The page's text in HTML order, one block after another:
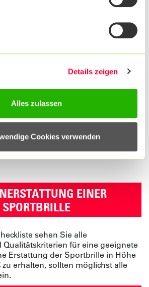
Details zeigen
Alles zulassen
Cookies verwenden
IHRE VORTEILE
Lebensjahres alle 2 Jahre. Dies
für Gläser und Gestell in Höhe
Bis zu 150,00 Euro
EINER
SPORTBRILLE
sehen Sie alle
Qualitätskriterien für eine geeignete
Erstattung der Sportbrille in Höhe
erhalten, sollten möglichst alle